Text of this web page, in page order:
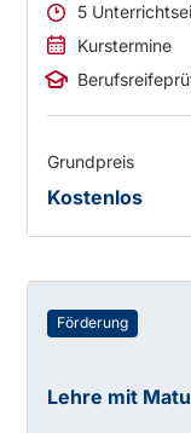
5
Kurstermine
Grundpreis
Kostenlos
Förderung
Lehre mit